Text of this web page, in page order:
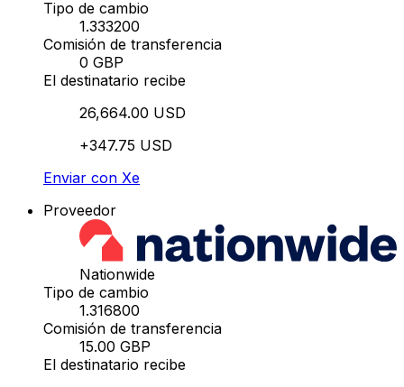
Tipo de cambio
1.333200
Comisión de transferencia
0 GBP
El destinatario recibe
26,664.00 USD
+347.75 USD
Enviar con Xe
Proveedor
Nationwide
Tipo de cambio
1.316800
Comisión de transferencia
15.00 GBP
El destinatario recibe